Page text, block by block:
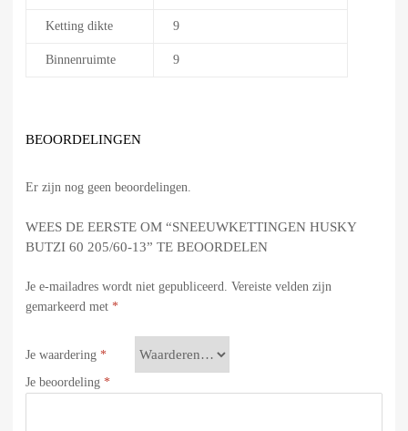
Ketting dikte 9
Binnenruimte 9
BEOORDELINGEN
Er zijn nog geen beoordelingen.
WEES DE EERSTE OM “SNEEUWKETTINGEN HUSKY
BUTZI 60 205/60-13” TE BEOORDELEN
Je e-mailadres wordt niet gepubliceerd. Vereiste velden zijn
gemarkeerd met *
Je waardering *
Je beoordeling *